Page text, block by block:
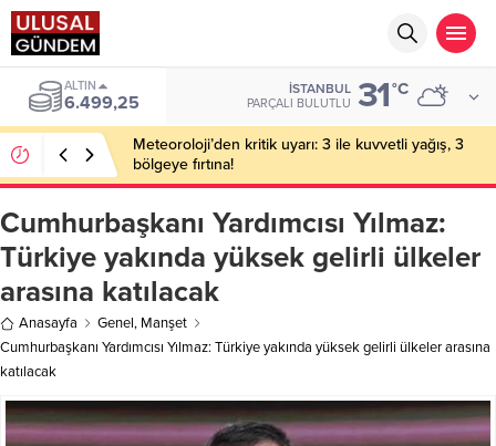
ALTIN
6.499,25
İSTANBUL
PARÇALI BULUTLU 31°C
Meteoroloji’den kritik uyarı: 3 ile kuvvetli yağış, 3
bölgeye fırtına!
Cumhurbaşkanı Yardımcısı Yılmaz:
Türkiye yakında yüksek gelirli ülkeler
arasına katılacak
Anasayfa Genel, Manşet
Cumhurbaşkanı Yardımcısı Yılmaz: Türkiye yakında yüksek gelirli ülkeler arasına
katılacak